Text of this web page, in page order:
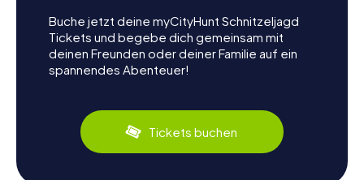
Buche jetzt deine myCityHunt Schnitzeljagd
Tickets und begebe dich gemeinsam mit
deinen Freunden oder deiner Familie auf ein
spannendes Abenteuer!
Tickets buchen